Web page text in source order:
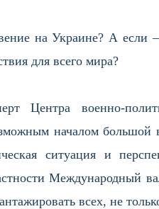
на Украине? А если
для всего мира?
Центра военно-
началом большой
ситуация и
Международный
всех, не